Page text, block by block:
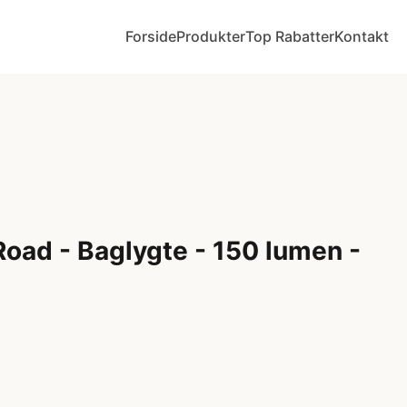
ForsideProdukterTop RabatterKontakt
- Baglygte - 150 lumen -